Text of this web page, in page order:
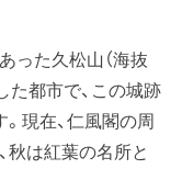
った久松山（海抜
た都市で、この城跡
現在、仁風閣の周
秋は紅葉の名所と